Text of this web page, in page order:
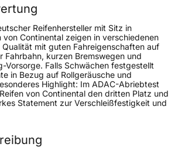
kg
kg
100
Reifenhersteller mit Sitz in
von Continental zeigen in verschiedenen
Qualität mit guten Fahreigenschaften auf
Fahrbahn, kurzen Bremswegen und
Vorsorge. Falls Schwächen festgestellt
in Bezug auf Rollgeräusche und
Highlight: Im ADAC-Abriebtest
von Continental den dritten Platz und
Statement zur Verschleißfestigkeit und